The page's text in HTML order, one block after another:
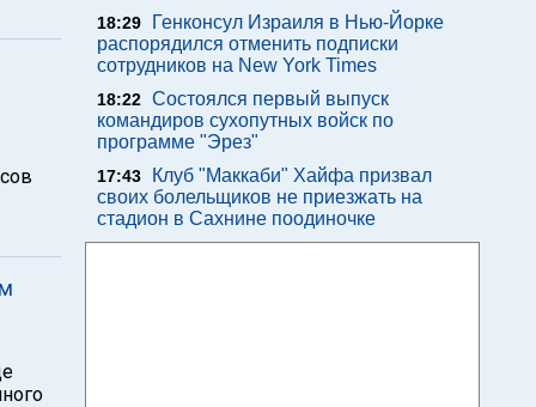
18:29
Генконсул Израиля в Нью-Йорке
распорядился отменить подписки
сотрудников на New York Times
18:22 Состоялся первый выпуск
командиров сухопутных войск по
программе "Эрез"
17:43
Клуб "Маккаби" Хайфа призвал
своих болельщиков не приезжать на
стадион в Сахнине поодиночке